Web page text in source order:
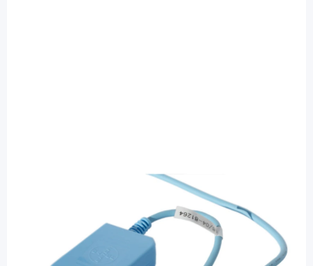
USB-Interfacekabel - für Bayer/Ascensia
Blutzuckermessgeräte / 1 Set
PZN: 00236694 / Diashop.de Kat.-Nr. 110681
Lieferzeit 3-7 Werktage